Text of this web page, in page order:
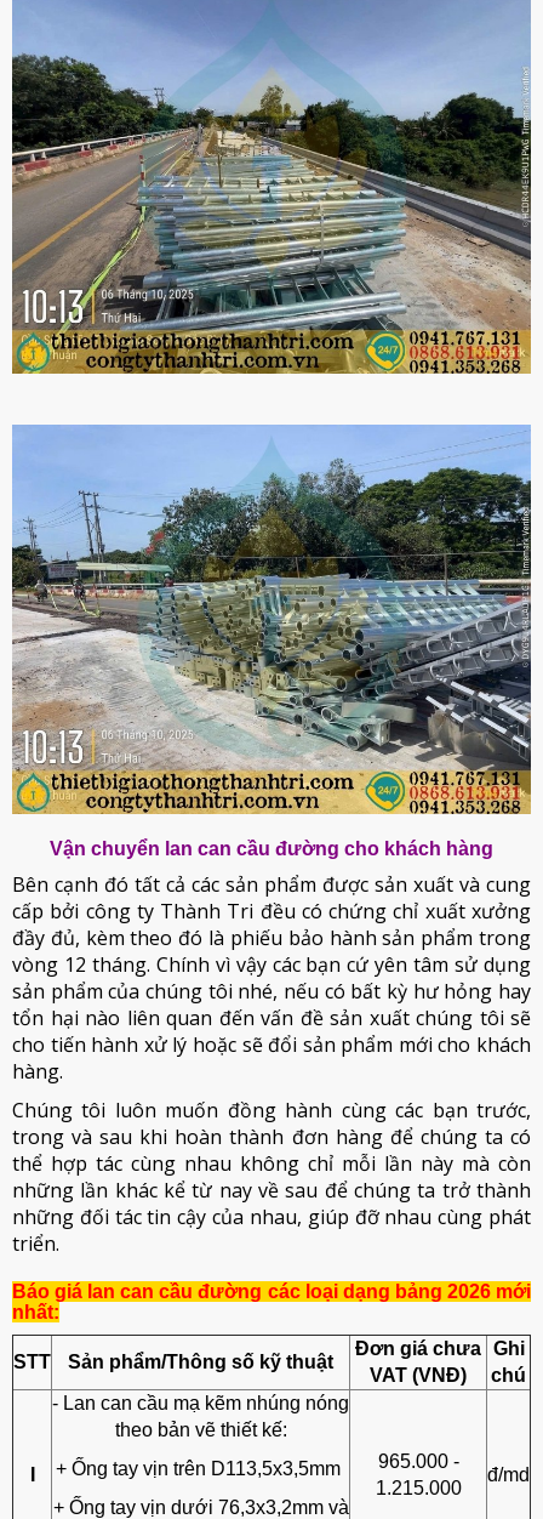
Vận chuyển lan can cầu đường cho khách hàng
Bên cạnh đó tất cả các sản phẩm được sản xuất và cung
cấp bởi công ty Thành Tri đều có chứng chỉ xuất xưởng
đầy đủ, kèm theo đó là phiếu bảo hành sản phẩm trong
vòng 12 tháng. Chính vì vậy các bạn cứ yên tâm sử dụng
sản phẩm của chúng tôi nhé, nếu có bất kỳ hư hỏng hay
tổn hại nào liên quan đến vấn đề sản xuất chúng tôi sẽ
cho tiến hành xử lý hoặc sẽ đổi sản phẩm mới cho khách
hàng.
Chúng tôi luôn muốn đồng hành cùng các bạn trước,
trong và sau khi hoàn thành đơn hàng để chúng ta có
thể hợp tác cùng nhau không chỉ mỗi lần này mà còn
những lần khác kể từ nay về sau để chúng ta trở thành
những đối tác tin cậy của nhau, giúp đỡ nhau cùng phát
triển.
Báo giá lan can cầu đường các loại dạng bảng 2026 mới
nhất:
STT Sản phẩm/Thông số kỹ thuật
Đơn giá chưa
VAT (VNĐ)
Ghi
chú
- Lan can cầu mạ kẽm nhúng nóng
theo bản vẽ thiết kế:
+ Ống tay vịn trên D113,5x3,5mm
+ Ống tay vịn dưới 76,3x3,2mm và
965.000 -
1.215.000
đ/md